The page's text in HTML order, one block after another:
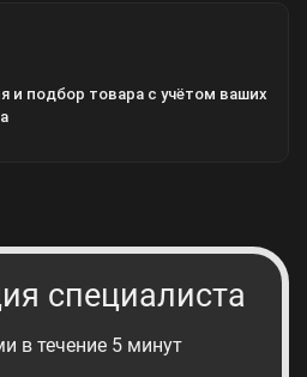
и подбор товара с учётом ваших
специалиста
в течение 5 минут